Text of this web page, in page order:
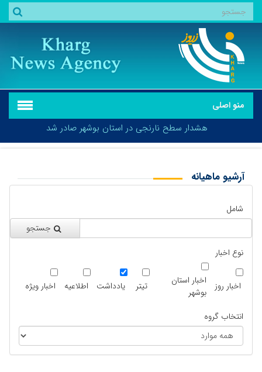
منو اصلی
هشدار سطح نارنجی در استان بوشهر صادر شد
آرشیو ماهیانه
شامل
جستجو
نوع اخبار
اخبار روز
اخبار استان
بوشهر
تیتر یادداشت اطلاعیه اخبار ویژه
انتخاب گروه